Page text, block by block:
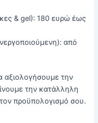
& gel): 180 ευρώ έως
από
αξιολογήσουμε την
την κατάλληλη
προϋπολογισμό σου.